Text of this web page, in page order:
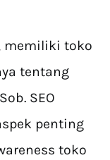
memiliki toko
tentang
SEO
penting
toko